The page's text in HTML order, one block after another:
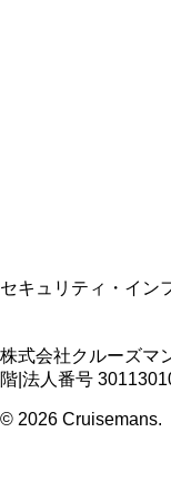
セキュリティ・イン
株式会社クルーズマ
階 法人番号
© 2026 Cruisemans.